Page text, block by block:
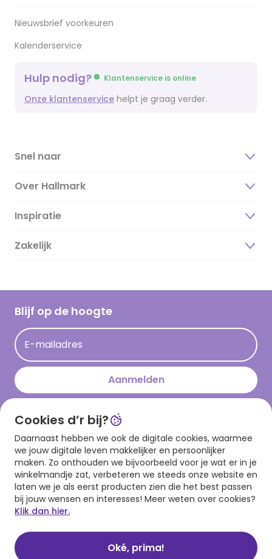
Nieuwsbrief voorkeuren
Kalenderservice
Hulp nodig? Klantenservice is online
Onze klantenservice helpt je graag verder.
Snel naar
Over Hallmark
Over ons
Duurzaamheid
Hallmark Kaartclub
Acties
Persberichten
Hallmark en Kinderpostzegels
Inspiratie
Magazine
Cadeau inspiratie
Kaartinspiratie
Zakelijk
Blijf op de hoogte
E-mailadres
Aanmelden
Download onze app
Cookies d’r bij?
Daarnaast hebben we ook de digitale cookies, waarmee
we jouw digitale leven makkelijker en persoonlijker
maken. Zo onthouden we bijvoorbeeld voor je wat er in je
winkelmandje zat, verbeteren we steeds onze website en
laten we je als eerst producten zien die het best passen
bij jouw wensen en interesses! Meer weten over cookies?
Klik dan hier.
Oké, prima!